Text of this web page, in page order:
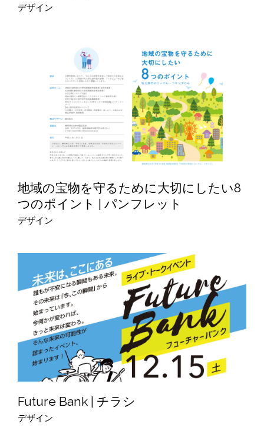
デザイン
地域の宝物を守るために大切にしたい8
つのポイント | パンフレット
デザイン
Future Bank | チラシ
デザイン